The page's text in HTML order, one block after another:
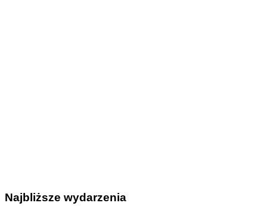
Najbliższe wydarzenia